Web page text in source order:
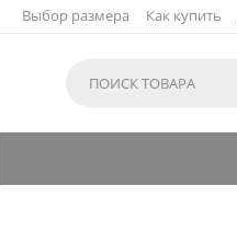
Выбор размера Как купить